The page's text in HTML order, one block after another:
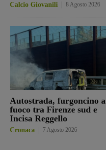
Calcio Giovanili 8 Agosto 2026
Autostrada, furgoncino a
fuoco tra Firenze sud e
Incisa Reggello
Cronaca 7 Agosto 2026